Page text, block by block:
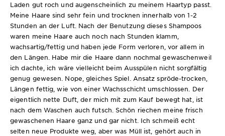
Laden gut roch und augenscheinlich zu meinem Haartyp passt.
Meine Haare sind sehr fein und trocknen innerhalb von 1-2
Stunden an der Luft. Nach der Benutzung dieses Shampoos
waren meine Haare auch noch nach Stunden klamm,
wachsartig/fettig und haben jede Form verloren, vor allem in
den Längen. Habe mir die Haare dann nochmal gewaschenweil
ich dachte, ich wäre vielleicht beim Ausspülen nicht sorgfältig
genug gewesen. Nope, gleiches Spiel. Ansatz spröde-trocken,
Längen fettig, wie von einer Wachsschicht umschlossen. Der
eigentlich nette Duft, der mich mit zum Kauf bewegt hat, ist
nach dem Waschen auch futsch. Schön riechen meine frisch
gewaschenen Haare ganz und gar nicht. Ich schmeiß echt
selten neue Produkte weg, aber was Müll ist, gehört auch in